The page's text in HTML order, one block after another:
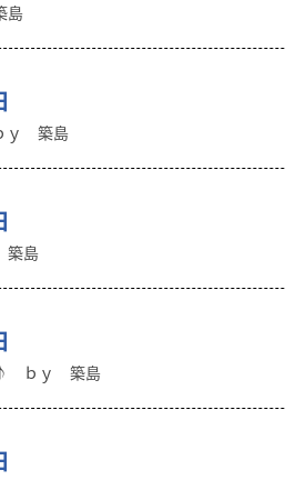
島
ｙ 築島
築島
♪ ｂｙ 築島